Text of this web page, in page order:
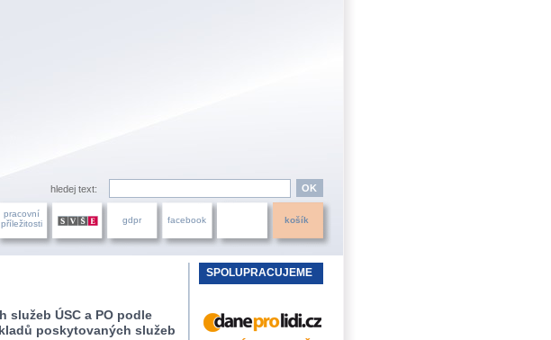
hledej text:
pracovní
příležitosti
gdpr facebook košík
služeb ÚSC a PO podle
poskytovaných služeb
SPOLUPRACUJEME